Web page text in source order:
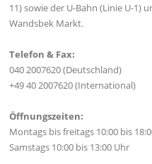
11) sowie der U-Bahn (Linie U-1)
Wandsbek Markt.
Telefon & Fax:
040 2007620 (Deutschland)
+49 40 2007620 (International)
Öffnungszeiten:
Montags bis freitags 10:00 bis
Samstags 10:00 bis 13:00 Uhr